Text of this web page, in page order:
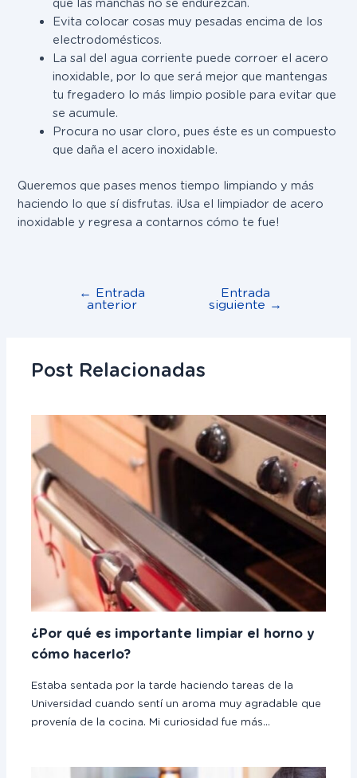
que las manchas no se endurezcan.
Evita colocar cosas muy pesadas encima de los
electrodomésticos.
La sal del agua corriente puede corroer el acero
inoxidable, por lo que será mejor que mantengas
tu fregadero lo más limpio posible para evitar que
se acumule.
Procura no usar cloro, pues éste es un compuesto
que daña el acero inoxidable.
Queremos que pases menos tiempo limpiando y más
haciendo lo que sí disfrutas. ¡Usa el limpiador de acero
inoxidable y regresa a contarnos cómo te fue!
← Entrada
anterior
Entrada
siguiente →
Post Relacionadas
¿Por qué es importante limpiar el horno y
cómo hacerlo?
Estaba sentada por la tarde haciendo tareas de la
Universidad cuando sentí un aroma muy agradable que
provenía de la cocina. Mi curiosidad fue más…